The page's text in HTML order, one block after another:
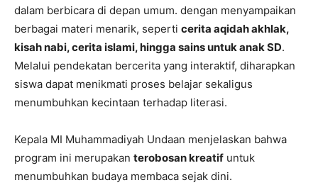
dalam berbicara di depan umum. dengan menyampaikan
berbagai materi menarik, seperti cerita aqidah akhlak,
kisah nabi, cerita islami, hingga sains untuk anak SD.
Melalui pendekatan bercerita yang interaktif, diharapkan
siswa dapat menikmati proses belajar sekaligus
menumbuhkan kecintaan terhadap literasi.
Kepala MI Muhammadiyah Undaan menjelaskan bahwa
program ini merupakan terobosan kreatif untuk
menumbuhkan budaya membaca sejak dini.